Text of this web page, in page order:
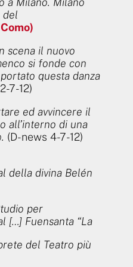
del
scena il nuovo
si fonde con
questa danza
2-7-12)
ed avvincere il
all’interno di una
(D-news 4-7-12)
della divina Belén
per
[…] Fuensanta “La
del Teatro più